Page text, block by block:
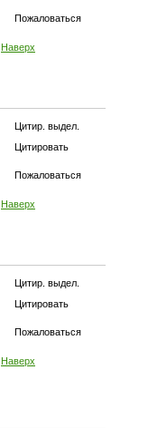
Пожаловаться
Наверх
Цитир. выдел.
Цитировать
Пожаловаться
Наверх
Цитир. выдел.
Цитировать
Пожаловаться
Наверх